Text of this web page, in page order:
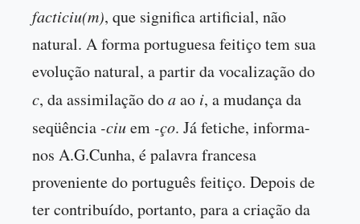
facticiu(m), que significa artificial, não
natural. A forma portuguesa feitiço tem sua
evolução natural, a partir da vocalização do
c, da assimilação doaao i, a mudança da
seqüência -ciuem -ço. Já fetiche, informa-
nos A.G.Cunha, é palavra francesa
proveniente do português feitiço. Depois de
ter contribuído, portanto, para a criação da